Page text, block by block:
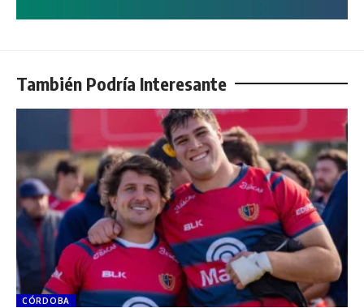
También Podría Interesante
CÓRDOBA